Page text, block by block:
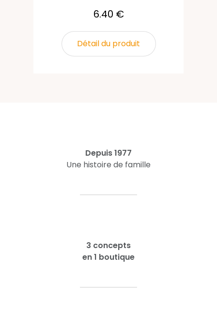
6.40 €
Détail du produit
Depuis 1977
Une histoire de famille
3 concepts
en 1 boutique